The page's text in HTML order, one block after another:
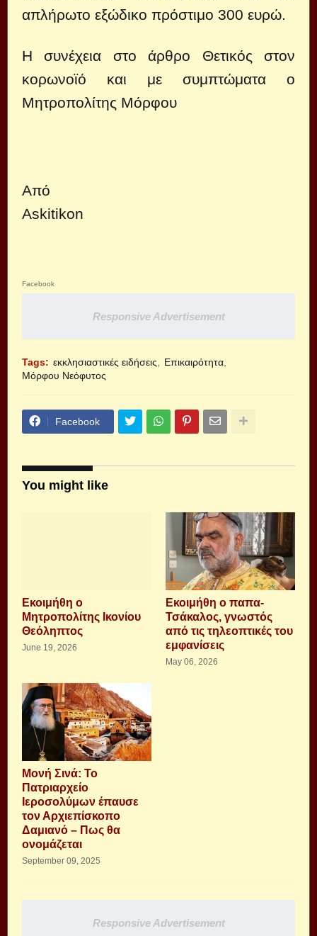
απλήρωτο εξώδικο πρόστιμο 300 ευρώ.
Η συνέχεια στο άρθρο Θετικός στον
κορωνοϊό και με συμπτώματα ο
Μητροπολίτης Μόρφου
Από
Askitikon
Facebook
Responsive Advertisement
Tags: εκκλησιαστικές ειδήσεις
Επικαιρότητα
Μόρφου Νεόφυτος
Facebook
You might like
Εκοιμήθη ο
Μητροπολίτης Ικονίου
Θεόληπτος
June 19, 2026
Εκοιμήθη ο παπα-
Τσάκαλος, γνωστός
από τις τηλεοπτικές του
εμφανίσεις
May 06, 2026
Μονή Σινά: Το
Πατριαρχείο
Ιεροσολύμων έπαυσε
τον Αρχιεπίσκοπο
Δαμιανό – Πως θα
ονομάζεται
September 09, 2025
Responsive Advertisement